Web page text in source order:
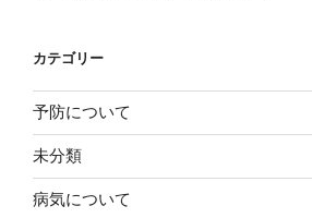
カテゴリー
予防について
未分類
病気について